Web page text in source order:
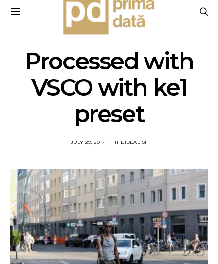
Processed with
VSCO with ke1
preset
JULY 29, 2017 THEIDEALIST